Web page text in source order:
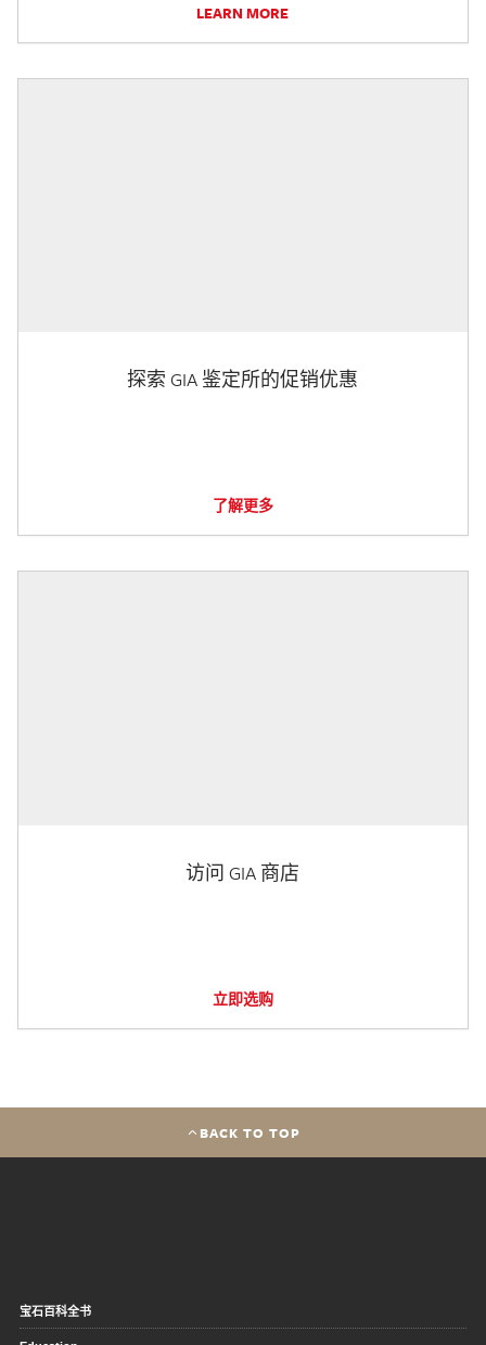
LEARN MORE
探索 GIA 鉴定所的促销优惠
了解更多
访问 GIA 商店
立即选购
BACK TO TOP
宝石百科全书